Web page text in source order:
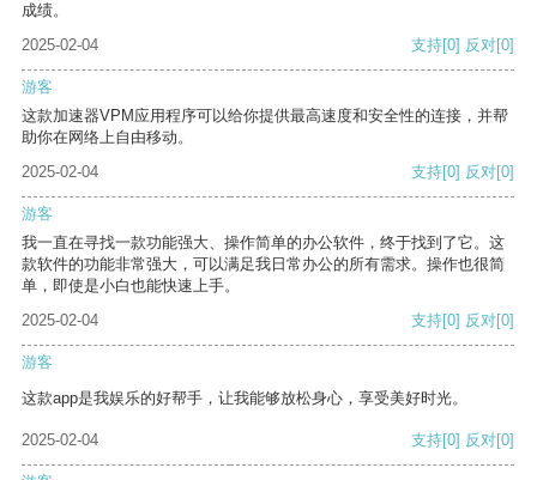
成绩。
2025-02-04
支持[0] 反对[0]
游客
这款加速器VPM应用程序可以给你提供最高速度和安全性的连接，并帮
助你在网络上自由移动。
2025-02-04
支持[0] 反对[0]
游客
我一直在寻找一款功能强大、操作简单的办公软件，终于找到了它。这
款软件的功能非常强大，可以满足我日常办公的所有需求。操作也很简
单，即使是小白也能快速上手。
2025-02-04
支持[0] 反对[0]
游客
这款app是我娱乐的好帮手，让我能够放松身心，享受美好时光。
2025-02-04 支持[0] 反对[0]